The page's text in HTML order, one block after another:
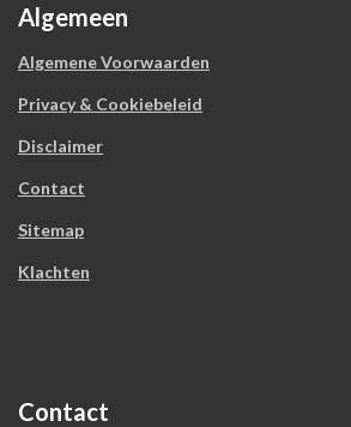
Algemeen
Algemene Voorwaarden
Privacy & Cookiebeleid
Disclaimer
Contact
Sitemap
Klachten
Contact